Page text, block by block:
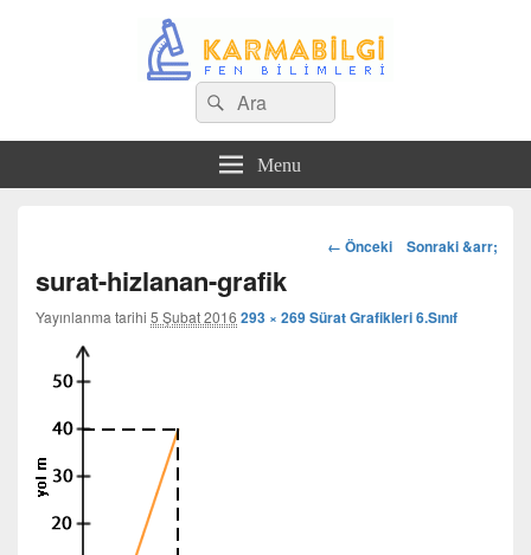
Search
for:
Ara
Menu
Görsel
← Önceki Sonraki &arr;
surat-hizlanan-grafik
Yayınlanma tarihi 5 Şubat 2016 293 × 269Sürat Grafikleri 6.Sınıf